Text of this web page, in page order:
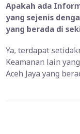
Apakah ada
yang sejenis
yang berada di
Ya, terdapat
Keamanan lain
Aceh Jaya yang